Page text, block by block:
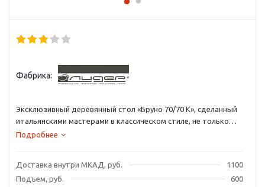
Фабрика:
Эксклюзивный деревянный стол «Бруно 70/70 К», сделанный
итальянскими мастерами в классическом стиле, не только
станет декоративным украшением вашего дома, но и будет
Подробнее
Доставка внутри МКАД, руб.
1100
Подъем, руб.
600